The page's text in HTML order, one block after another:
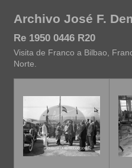
Archivo José F.
Re 1950 0446 R20
Visita de Franco a Bilbao,
Norte.